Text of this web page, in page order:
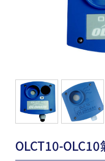
OLCT10-